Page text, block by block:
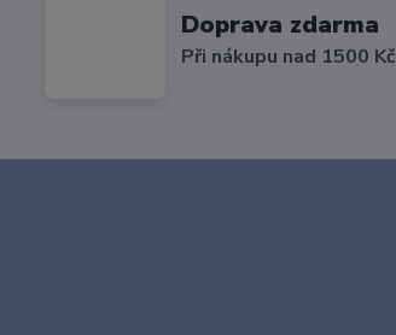
Doprava zdarma
Při nákupu nad 1500 Kč